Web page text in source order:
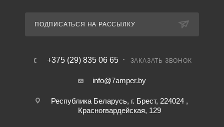
ПОДПИСАТЬСЯ НА РАССЫЛКУ
+375 (29) 835 06 65 ЗАКАЗАТЬ ЗВОНОК
info@7amper.by
Республика Беларусь, г. Брест, 224024 ,
Красногвардейская, 129